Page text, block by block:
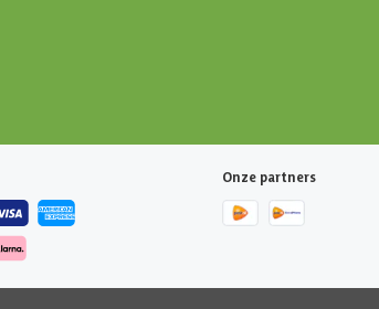
Onze partners